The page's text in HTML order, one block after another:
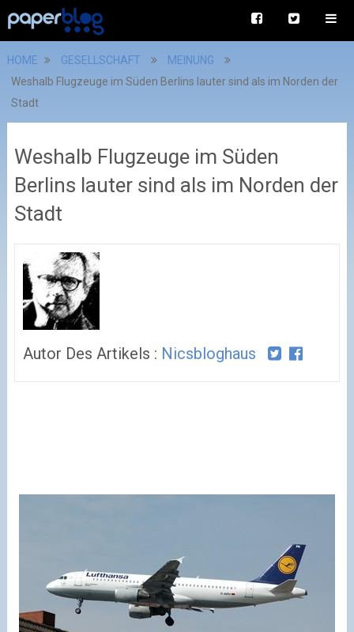
HOME GESELLSCHAFT
MEINUNG
Weshalb Flugzeuge im Süden Berlins lauter sind als im Norden der
Stadt
Weshalb Flugzeuge im Süden
Berlins lauter sind als im Norden der
Stadt
Autor Des Artikels : Nicsbloghaus